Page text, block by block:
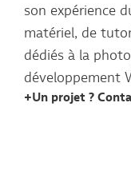
son expérience
matériel, de
dédiés à la
développement
Un projet ?